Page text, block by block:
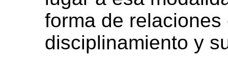
forma de
disciplinamiento y